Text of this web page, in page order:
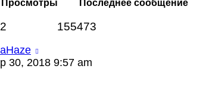
Просмотры Последнее сообщение
155473
30, 2018 9:57 am